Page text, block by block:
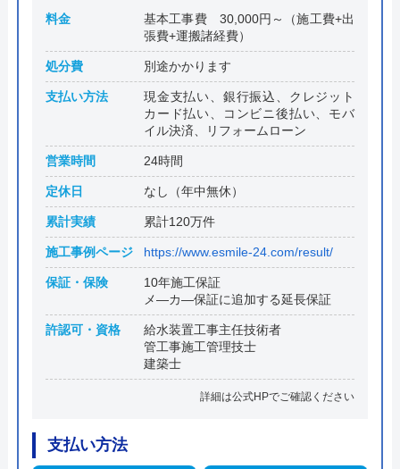
料金
基本工事費 30,000円～（施工費+出
張費+運搬諸経費）
処分費 別途かかります
支払い方法
現金支払い、銀行振込、クレジット
カード払い、コンビニ後払い、モバ
イル決済、リフォームローン
営業時間 24時間
定休日 なし（年中無休）
累計実績 累計120万件
施工事例ページ https://www.esmile-24.com/result/
保証・保険
10年施工保証
メ―カ―保証に追加する延長保証
許認可・資格
給水装置工事主任技術者
管工事施工管理技士
建築士
詳細は公式HPでご確認ください
支払い方法